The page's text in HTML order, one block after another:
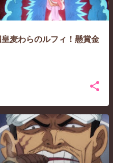
麦わらのルフィ！懸賞金